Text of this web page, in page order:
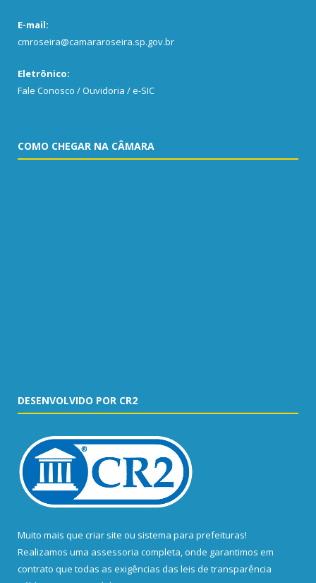
E-mail:
cmroseira@camararoseira.sp.gov.br
Eletrônico:
Fale Conosco / Ouvidoria / e-SIC
COMO CHEGAR NA CÂMARA
DESENVOLVIDO POR CR2
Muito mais que criar site ou sistema para prefeituras!
Realizamos uma assessoria completa, onde garantimos em
contrato que todas as exigências das leis de transparência